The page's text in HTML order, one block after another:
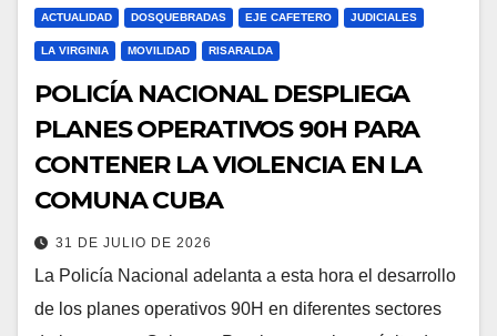
ACTUALIDAD DOSQUEBRADAS EJE CAFETERO JUDICIALES
LA VIRGINIA MOVILIDAD RISARALDA
POLICÍA NACIONAL DESPLIEGA
PLANES OPERATIVOS 90H PARA
CONTENER LA VIOLENCIA EN LA
COMUNA CUBA
31 DE JULIO DE 2026
La Policía Nacional adelanta a esta hora el desarrollo
de los planes operativos 90H en diferentes sectores